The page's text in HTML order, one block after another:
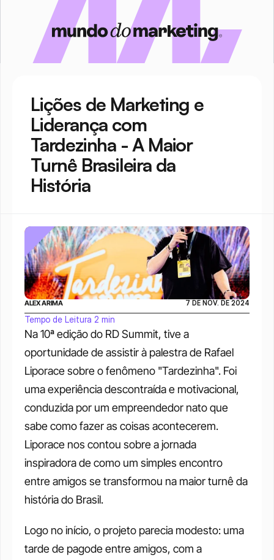
Lições de Marketing e
Liderança com
Tardezinha - A Maior
Turnê Brasileira da
História
Na 10ª edição do RD Summit, tive a
oportunidade de assistir à palestra de Rafael
Liporace sobre o fenômeno "Tardezinha". Foi
uma experiência descontraída e motivacional,
conduzida por um empreendedor nato que
sabe como fazer as coisas acontecerem.
Liporace nos contou sobre a jornada
inspiradora de como um simples encontro
entre amigos se transformou na maior turnê da
história do Brasil.
Logo no início, o projeto parecia modesto: uma
tarde de pagode entre amigos, com a
ALEX ARIMA 7 DE NOV. DE 2024
Tempo de Leitura 2 min